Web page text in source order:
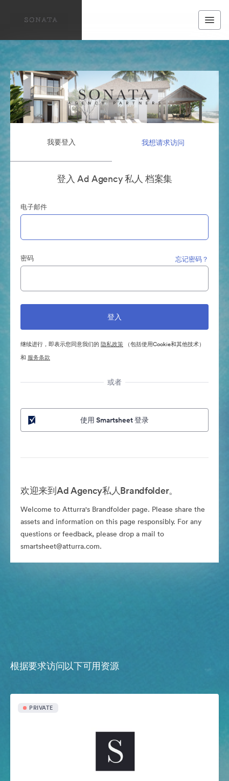
我要登入 我想请求访问
登入 Ad Agency 私人 档案集
电子邮件
密码 忘记密码？
继续进行，即表示您同意我们的 隐私政策 （包括使用Cookie和其他技术）
和 服务条款
或者
使用 Smartsheet 登录
欢迎来到Ad Agency私人Brandfolder。
Welcome to Atturra's Brandfolder page. Please share the
assets and information on this page responsibly. For any
questions or feedback, please drop a mail to
smartsheet@atturra.com.
根据要求访问以下可用资源
PRIVATE